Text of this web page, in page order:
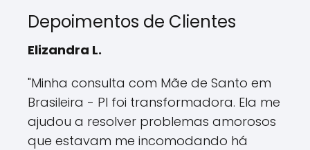
Depoimentos de Clientes
Elizandra L.
"Minha consulta com Mãe de Santo em
Brasileira - PI foi transformadora. Ela me
ajudou a resolver problemas amorosos
que estavam me incomodando há